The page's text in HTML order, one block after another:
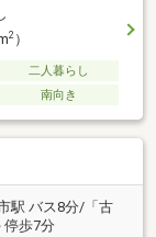
2）
二人暮らし
南向き
駅 バス8分/「古
停歩7分